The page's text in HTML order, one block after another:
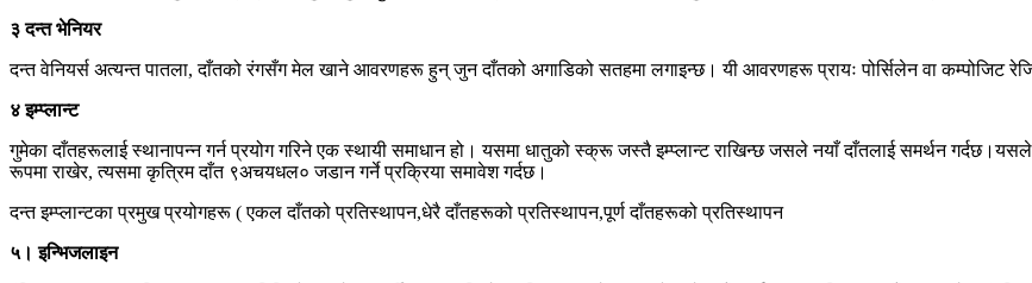
३ दन्त भेनियर
दन्त वेनियर्स अत्यन्त पातला, दाँतको रंगसँग मेल खाने आवरणहरू हुन् जुन दाँतको अगाडिको सतहमा लगाइन्छ। यी आवरणहरू प्रायः पोर्सिलेन वा कम्पोजिट
४ इम्प्लान्ट
गुमेका दाँतहरूलाई स्थानापन्न गर्न प्रयोग गरिने एक स्थायी समाधान हो। यसमा धातुको स्क्रू जस्तै इम्प्लान्ट राखिन्छ जसले नयाँ दाँतलाई समर्थन
रूपमा राखेर, त्यसमा कृत्रिम दाँत ९अचयधल० जडान गर्ने प्रक्रिया समावेश गर्दछ।
दन्त इम्प्लान्टका प्रमुख प्रयोगहरू ( एकल दाँतको प्रतिस्थापन,धेरै दाँतहरूको प्रतिस्थापन,पूर्ण दाँतहरूको प्रतिस्थापन
५। इन्भिजलाइन